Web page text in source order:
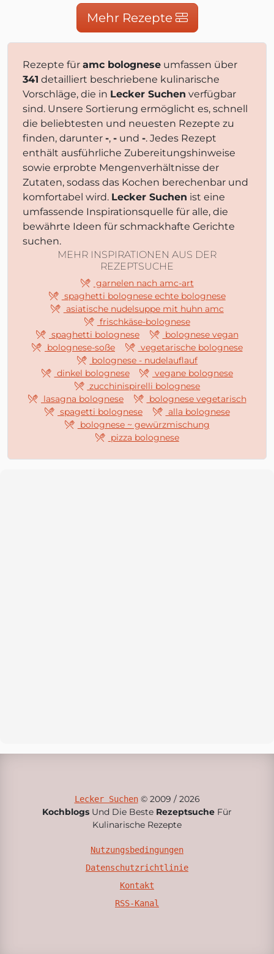
Mehr Rezepte
Rezepte für amc bolognese umfassen über
341 detailliert beschriebene kulinarische
Vorschläge, die in Lecker Suchen verfügbar
sind. Unsere Sortierung ermöglicht es, schnell
die beliebtesten und neuesten Rezepte zu
finden, darunter -, - und -. Jedes Rezept
enthält ausführliche Zubereitungshinweise
sowie erprobte Mengenverhältnisse der
Zutaten, sodass das Kochen berechenbar und
komfortabel wird. Lecker Suchen ist eine
umfassende Inspirationsquelle für alle, die
bewährte Ideen für schmackhafte Gerichte
suchen.
MEHR INSPIRATIONEN AUS DER
REZEPTSUCHE
garnelen nach amc-art
spaghetti bolognese echte bolognese
asiatische nudelsuppe mit huhn amc
frischkäse-bolognese
spaghetti bolognese
bolognese vegan
bolognese-soße
vegetarische bolognese
bolognese - nudelauflauf
dinkel bolognese
vegane bolognese
zucchinispirelli bolognese
lasagna bolognese
bolognese vegetarisch
spagetti bolognese
alla bolognese
bolognese ~ gewürzmischung
pizza bolognese
Lecker Suchen© 2009 / 2026
Kochblogs Und Die Beste Rezeptsuche Für
Kulinarische Rezepte
Nutzungsbedingungen
Datenschutzrichtlinie
Kontakt
RSS-Kanal